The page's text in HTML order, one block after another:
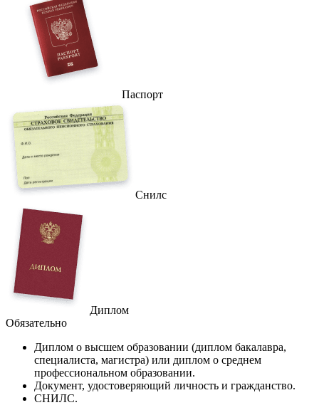
Паспорт
Снилс
Диплом
Обязательно
Диплом о высшем образовании (диплом бакалавра,
специалиста, магистра) или диплом о среднем
профессиональном образовании.
Документ, удостоверяющий личность и гражданство.
СНИЛС.